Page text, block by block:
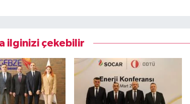
ilginizi çekebilir